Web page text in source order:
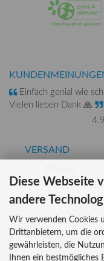
Einfach genial wie
Vielen lieben Dank 🙏
4.9
VERSAND
INFORMATIONEN
Über uns
Diese Webseite
andere
Wir verwenden Cookies
Drittanbietern, um die
gewährleisten, die
Ihnen ein bestmögliches